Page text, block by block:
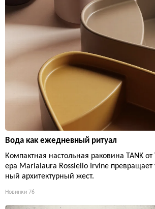
Вода как ежедневный ритуал
Компактная настольная раковина TANK
ера Marialaura Rossiello Irvine
ный архитектурный жест.
Новинки 76